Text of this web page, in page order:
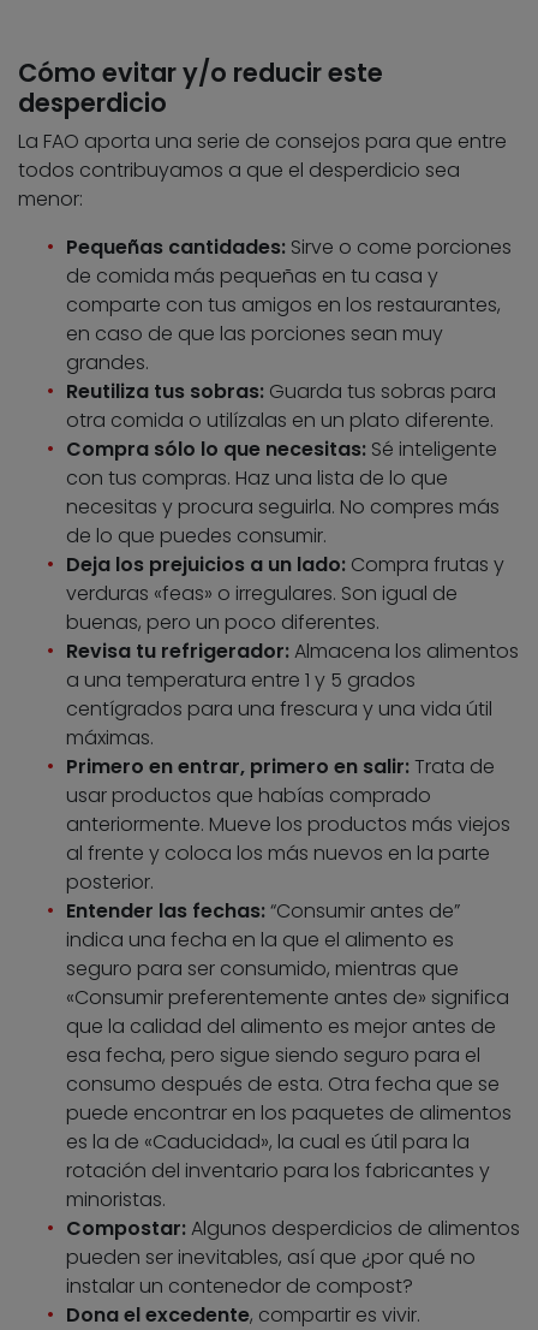
Cómo evitar y/o reducir este
desperdicio
La FAO aporta una serie de consejos para que entre
todos contribuyamos a que el desperdicio sea
menor:
Pequeñas cantidades: Sirve o come porciones
de comida más pequeñas en tu casa y
comparte con tus amigos en los restaurantes,
en caso de que las porciones sean muy
grandes.
Reutiliza tus sobras: Guarda tus sobras para
otra comida o utilízalas en un plato diferente.
Compra sólo lo que necesitas: Sé inteligente
con tus compras. Haz una lista de lo que
necesitas y procura seguirla. No compres más
de lo que puedes consumir.
Deja los prejuicios a un lado: Compra frutas y
verduras «feas» o irregulares. Son igual de
buenas, pero un poco diferentes.
Revisa tu refrigerador:Almacena los alimentos
a una temperatura entre 1 y 5 grados
centígrados para una frescura y una vida útil
máximas.
Primero en entrar, primero en salir:Trata de
usar productos que habías comprado
anteriormente. Mueve los productos más viejos
al frente y coloca los más nuevos en la parte
posterior.
Entender las fechas:“Consumir antes de”
indica una fecha en la que el alimento es
seguro para ser consumido, mientras que
«Consumir preferentemente antes de» significa
que la calidad del alimento es mejor antes de
esa fecha, pero sigue siendo seguro para el
consumo después de esta. Otra fecha que se
puede encontrar en los paquetes de alimentos
es la de «Caducidad», la cual es útil para la
rotación del inventario para los fabricantes y
minoristas.
Compostar:Algunos desperdicios de alimentos
pueden ser inevitables, así que ¿por qué no
instalar un contenedor de compost?
Dona el excedente, compartir es vivir.